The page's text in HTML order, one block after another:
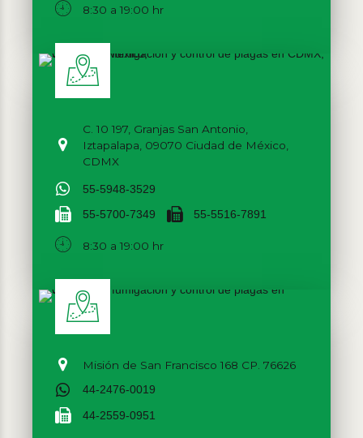
8:30 a 19:00 hr
C. 10 197, Granjas San Antonio,
Iztapalapa, 09070 Ciudad de México,
CDMX
55-5948-3529
55-5700-7349 55-5516-7891
8:30 a 19:00 hr
Misión de San Francisco 168 CP. 76626
44-2476-0019
44-2559-0951